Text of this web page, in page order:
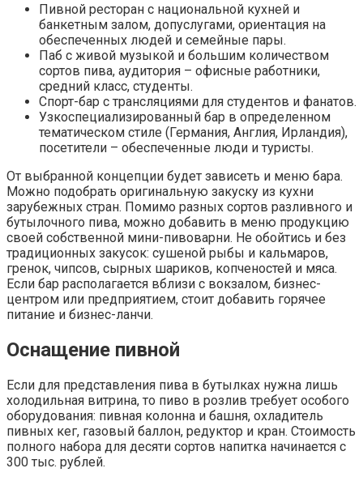
Пивной ресторан с национальной кухней и
банкетным залом, допуслугами, ориентация на
обеспеченных людей и семейные пары.
Паб с живой музыкой и большим количеством
сортов пива, аудитория – офисные работники,
средний класс, студенты.
Спорт-бар с трансляциями для студентов и фанатов.
Узкоспециализированный бар в определенном
тематическом стиле (Германия, Англия, Ирландия),
посетители – обеспеченные люди и туристы.
От выбранной концепции будет зависеть и меню бара.
Можно подобрать оригинальную закуску из кухни
зарубежных стран. Помимо разных сортов разливного и
бутылочного пива, можно добавить в меню продукцию
своей собственной мини-пивоварни. Не обойтись и без
традиционных закусок: сушеной рыбы и кальмаров,
гренок, чипсов, сырных шариков, копченостей и мяса.
Если бар располагается вблизи с вокзалом, бизнес-
центром или предприятием, стоит добавить горячее
питание и бизнес-ланчи.
Оснащение пивной
Если для представления пива в бутылках нужна лишь
холодильная витрина, то пиво в розлив требует особого
оборудования: пивная колонна и башня, охладитель
пивных кег, газовый баллон, редуктор и кран. Стоимость
полного набора для десяти сортов напитка начинается с
300 тыс. рублей.